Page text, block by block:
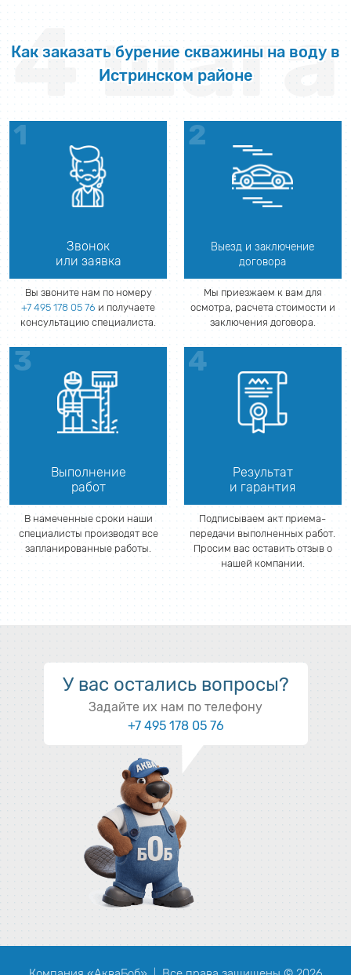
Как заказать бурение скважины на воду в
Истринском районе
4 шага
Звонок
или заявка
Вы звоните нам по номеру
+7 495 178 05 76 и получаете
консультацию специалиста.
Выезд и заключение
договора
Мы приезжаем к вам для
осмотра, расчета стоимости и
заключения договора.
Выполнение
работ
В намеченные сроки наши
специалисты производят все
запланированные работы.
Результат
и гарантия
Подписываем акт приема-
передачи выполненных работ.
Просим вас оставить отзыв о
нашей компании.
У вас остались вопросы?
Задайте их нам по телефону
+7 495 178 05 76